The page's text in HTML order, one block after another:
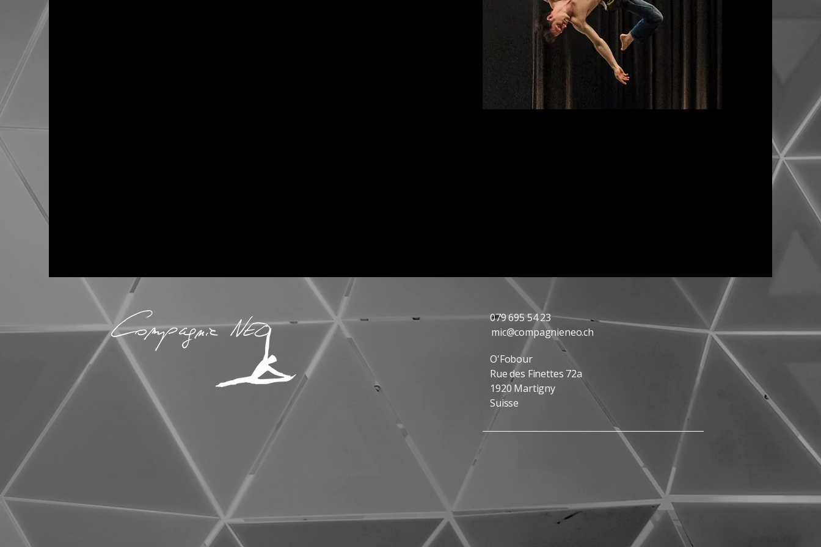
079 695 54 23
mic@compagnieneo.ch
O'Fobour
Rue des Finettes 72a
1920 Martigny
Suisse